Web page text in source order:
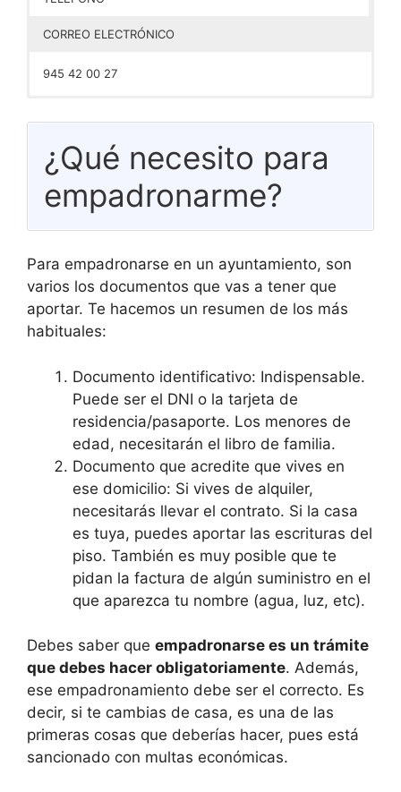
CORREO ELECTRÓNICO
945 42 00 27
¿Qué necesito para
empadronarme?
Para empadronarse en un ayuntamiento, son
varios los documentos que vas a tener que
aportar. Te hacemos un resumen de los más
habituales:
Documento identificativo: Indispensable.
Puede ser el DNI o la tarjeta de
residencia/pasaporte. Los menores de
edad, necesitarán el libro de familia.
Documento que acredite que vives en
ese domicilio: Si vives de alquiler,
necesitarás llevar el contrato. Si la casa
es tuya, puedes aportar las escrituras del
piso. También es muy posible que te
pidan la factura de algún suministro en el
que aparezca tu nombre (agua, luz, etc).
Debes saber que empadronarse es un trámite
que debes hacer obligatoriamente. Además,
ese empadronamiento debe ser el correcto. Es
decir, si te cambias de casa, es una de las
primeras cosas que deberías hacer, pues está
sancionado con multas económicas.